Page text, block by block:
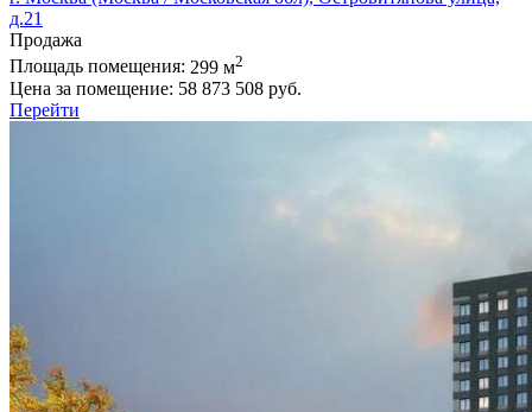
д.21
Продажа
Площадь помещения: 299 м2
Цена за помещение: 58 873 508 руб.
Перейти